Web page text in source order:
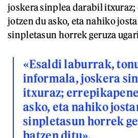
joskera sinplea darabil
jotzen du asko, eta nahiko
sinpletasun horrek geruza
«Esaldi laburrak,
informala, joskera
itxuraz;
asko, eta nahiko
sinpletasun horrek